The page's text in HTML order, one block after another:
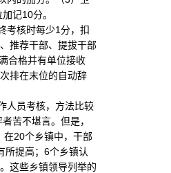
记10分。
考核时每少1分，扣
推荐干部、提拔干部
合格并有单位接收
排在末位的自动辞
人员考核，方法比较
苦不堪言。但是，
在20个乡镇中，干部
所提高；6个乡镇认
这些乡镇领导列举的